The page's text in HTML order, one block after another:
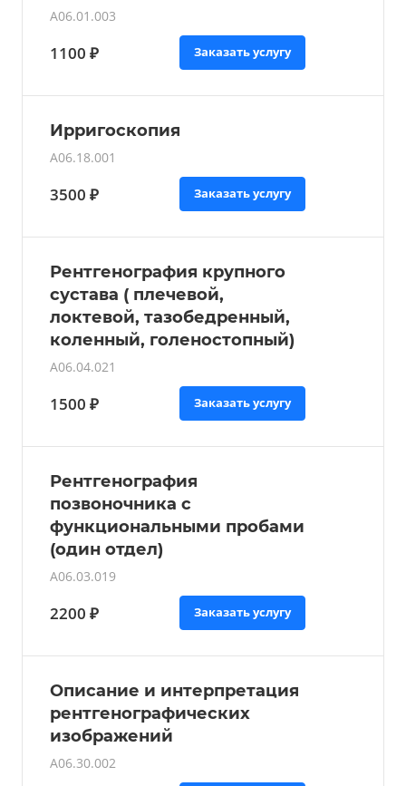
A06.01.003
1100 ₽ Заказать услугу
Ирригоскопия
A06.18.001
3500 ₽ Заказать услугу
Рентгенография крупного
сустава ( плечевой,
локтевой, тазобедренный,
коленный, голеностопный)
A06.04.021
1500 ₽ Заказать услугу
Рентгенография
позвоночника с
функциональными пробами
(один отдел)
A06.03.019
2200 ₽ Заказать услугу
Описание и интерпретация
рентгенографических
изображений
A06.30.002